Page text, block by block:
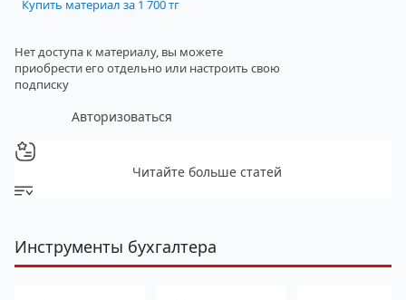
Купить материал за 1 700 тг
Нет доступа к материалу, вы можете
приобрести его отдельно или настроить свою
подписку
Авторизоваться
Читайте больше статей
Инструменты бухгалтера